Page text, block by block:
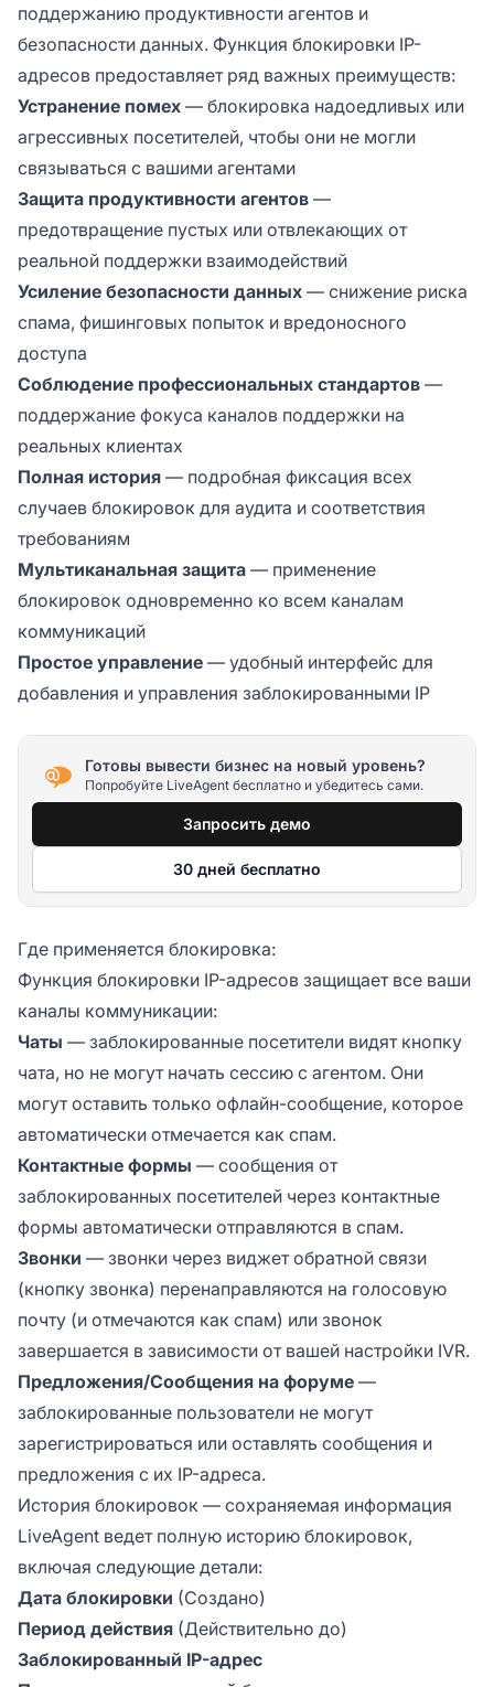
поддержанию продуктивности агентов и
безопасности данных. Функция блокировки IP-
адресов предоставляет ряд важных преимуществ:
Устранение помех — блокировка надоедливых или
агрессивных посетителей, чтобы они не могли
связываться с вашими агентами
Защита продуктивности агентов —
предотвращение пустых или отвлекающих от
реальной поддержки взаимодействий
Усиление безопасности данных — снижение риска
спама, фишинговых попыток и вредоносного
доступа
Соблюдение профессиональных стандартов —
поддержание фокуса каналов поддержки на
реальных клиентах
Полная история — подробная фиксация всех
случаев блокировок для аудита и соответствия
требованиям
Мультиканальная защита — применение
блокировок одновременно ко всем каналам
коммуникаций
Простое управление — удобный интерфейс для
добавления и управления заблокированными IP
Готовы вывести бизнес на новый уровень?
Попробуйте LiveAgent бесплатно и убедитесь сами.
Запросить демо
30 дней бесплатно
Где применяется блокировка:
Функция блокировки IP-адресов защищает все ваши
каналы коммуникации:
Чаты — заблокированные посетители видят кнопку
чата, но не могут начать сессию с агентом. Они
могут оставить только офлайн-сообщение, которое
автоматически отмечается как спам.
Контактные формы — сообщения от
заблокированных посетителей через контактные
формы автоматически отправляются в спам.
Звонки — звонки через виджет обратной связи
(кнопку звонка) перенаправляются на голосовую
почту (и отмечаются как спам) или звонок
завершается в зависимости от вашей настройки IVR.
Предложения/Сообщения на форуме —
заблокированные пользователи не могут
зарегистрироваться или оставлять сообщения и
предложения с их IP-адреса.
История блокировок — сохраняемая информация
LiveAgent ведет полную историю блокировок,
включая следующие детали:
Дата блокировки (Создано)
Период действия (Действительно до)
Заблокированный IP-адрес